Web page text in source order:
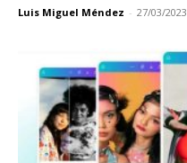
Luis Miguel Méndez - 27/03/2023